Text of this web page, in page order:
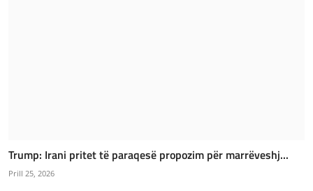
Trump: Irani pritet të paraqesë propozim për marrëveshj...
Prill 25, 2026